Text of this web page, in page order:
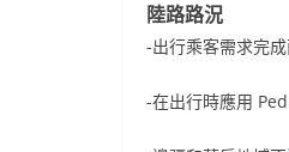
陸路路況
-出行乘客需求完
-在出行時應用